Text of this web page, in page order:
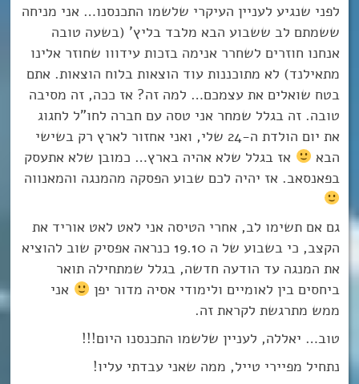
לפני שנגיע לעניין העיקרי שלשמו התכנסנו… אני מניחה
ששמתם לב ששבוע הבא מלבד בליץ’ (בשעה טובה
אנחנו חוזרים לשחרר אנימה בזכות עידווו שחוזר אלינו
מתאילנד) לא מתוכננות עוד הוצאות בלוח הוצאות. אתם
בטח שואלים את עצמכם… למה זה? אז ככה, זה מסיבה
טובה. זה בגלל שמחר אני טסה עם חברה לחו”ל לחגוג
את יום הולדת ה-24 שלי, ואני אחזור לארץ רק בשישי
הבא
אז בגלל שלא אהיה בארץ… כמובן שלא אתעסק
בפאנסאב. אז יהיה לכם שבוע הפסקה מהמנגה והמאנווה
גם אם תשימו לב, אחרי הטיסה אני לאט לאט אוריד את
הקצב, כי בשבוע של ה 19.10 כנראה אפסיק שוב להוציא
את המנגה עד הודעה חדשה, בגלל שמתחילה תואר
ביחסים בין לאומיים ולימודי אסיה מדור יפן
אני
ממש מתרגשת לקראת זה.
טוב… יאללה, לעניין שלשמו התכנסנו היום!!!
נתחיל מפיירי טייל, ממה שאני עבדתי עליו!